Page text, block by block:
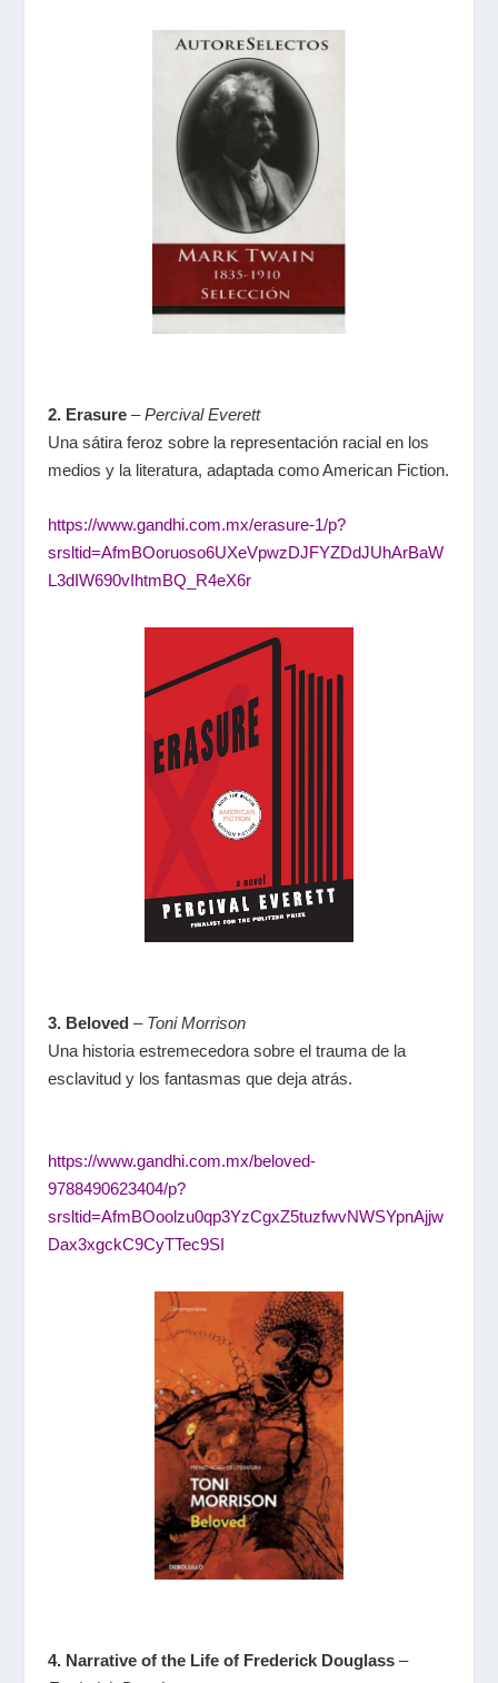
2. Erasure–Percival Everett
Una sátira feroz sobre la representación racial en los
medios y la literatura, adaptada comoAmerican Fiction.
https://www.gandhi.com.mx/erasure-1/p?
srsltid=AfmBOoruoso6UXeVpwzDJFYZDdJUhArBaW
L3dIW690vIhtmBQ_R4eX6r
3. Beloved – Toni Morrison
Una historia estremecedora sobre el trauma de la
esclavitud y los fantasmas que deja atrás.
https://www.gandhi.com.mx/beloved-
9788490623404/p?
srsltid=AfmBOoolzu0qp3YzCgxZ5tuzfwvNWSYpnAjjw
Dax3xgckC9CyTTec9SI
4. Narrative of the Life of Frederick Douglass–